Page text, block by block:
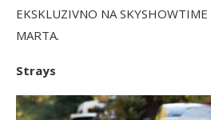
EKSKLUZIVNO NA
MARTA.
Strays